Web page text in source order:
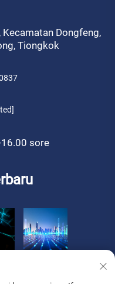
Dongfeng,
Tiongkok
sore